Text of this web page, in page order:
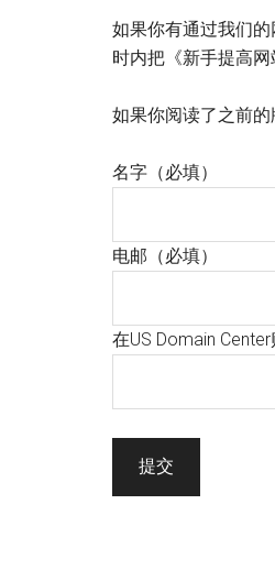
如果你有通过我们
时内把《新手提高网
如果你阅读了之前
名字 （必填）
电邮 （必填）
在US Domain
提交